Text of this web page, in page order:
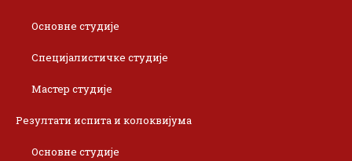
Основне студије
Специјалистичке студије
Мастер студије
Резултати испита и колоквијума
Основне студије